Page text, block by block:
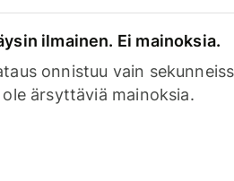
ilmainen. Ei mainoksia.
onnistuu vain
ole ärsyttäviä mainoksia.